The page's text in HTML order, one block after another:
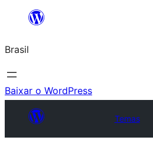
o
conteúdo
Brasil
Baixar o WordPress
Temas